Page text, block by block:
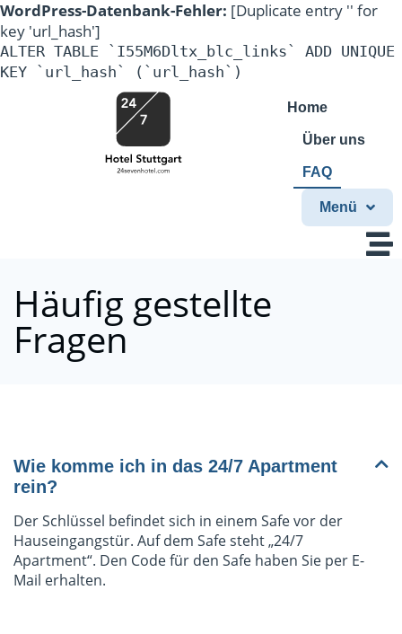
WordPress-Datenbank-Fehler: [Duplicate entry '' for
key 'url_hash']
ALTER TABLE `I55M6Dltx_blc_links` ADD UNIQUE
KEY `url_hash` (`url_hash`)
Home
Über uns
FAQ
Menü
Häufig gestellte
Fragen
Wie komme ich in das 24/7 Apartment
rein?
Der Schlüssel befindet sich in einem Safe vor der
Hauseingangstür. Auf dem Safe steht „24/7
Apartment“. Den Code für den Safe haben Sie per E-
Mail erhalten.